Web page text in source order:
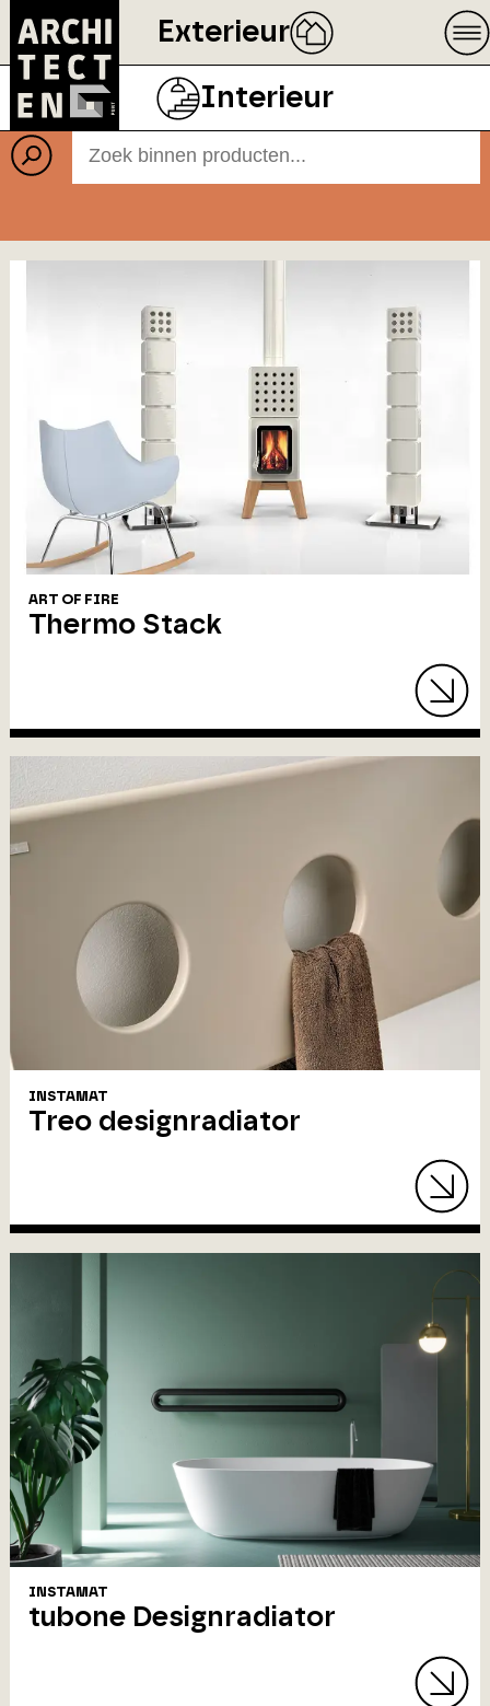
Exterieur
Interieur
Producten
ART OF FIRE
Thermo Stack
INSTAMAT
Treo designradiator
INSTAMAT
tubone Designradiator